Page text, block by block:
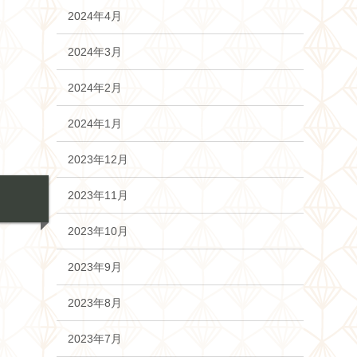
2024年4月
2024年3月
2024年2月
2024年1月
2023年12月
2023年11月
2023年10月
2023年9月
2023年8月
2023年7月